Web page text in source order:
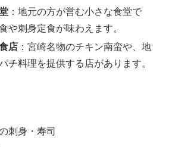
：地元の方が営む小さな食堂で
や刺身定食が味わえます。
店 ：宮崎名物のチキン南蛮や、地
チ料理を提供する店があります。
刺身・寿司